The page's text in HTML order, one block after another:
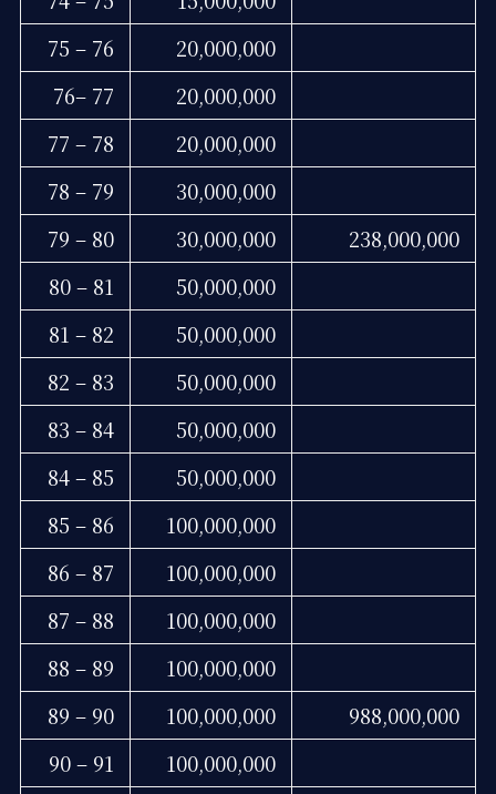
75 – 76
20,000,000
76– 77
20,000,000
77 – 78
20,000,000
78 – 79
30,000,000
79 – 80
30,000,000
238,000,000
80 – 81
50,000,000
81 – 82
50,000,000
82 – 83
50,000,000
83 – 84
50,000,000
84 – 85
50,000,000
85 – 86
100,000,000
86 – 87
100,000,000
87 – 88
100,000,000
88 – 89
100,000,000
89 – 90
100,000,000
988,000,000
90 – 91
100,000,000